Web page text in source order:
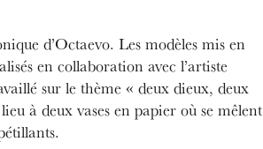
d’Octaevo. Les modèles mis en
en collaboration avec l’artiste
sur le thème « deux dieux, deux
à deux vases en papier où se mêlent